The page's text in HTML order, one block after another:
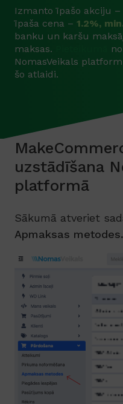
Izmanto īpašo akciju
īpaša cena – 1.2%,
banku un karšu
maksas.
NomasVeikals
šo atlaidi.
uzstādīšana
platformā
Sākumā atveriet
Apmaksas metodes.